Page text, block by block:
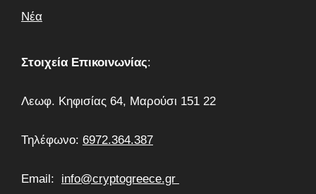
Νέα
Στοιχεία Επικοινωνίας:
Λεωφ. Κηφισίας 64, Μαρούσι 151 22
Τηλέφωνο: 6972.364.387
Email: info@cryptogreece.gr